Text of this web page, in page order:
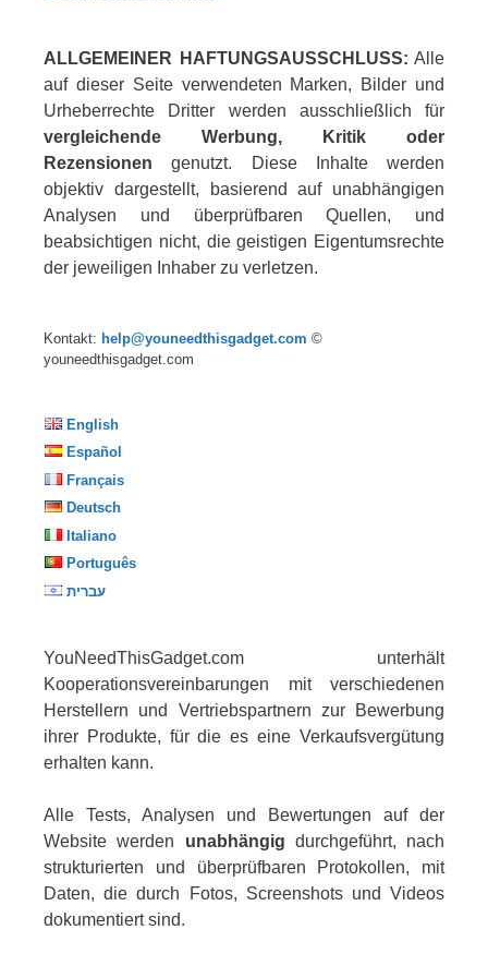
ALLGEMEINER HAFTUNGSAUSSCHLUSS: Alle
auf dieser Seite verwendeten Marken, Bilder und
Urheberrechte Dritter werden ausschließlich für
vergleichende Werbung, Kritik oder
Rezensionen genutzt. Diese Inhalte werden
objektiv dargestellt, basierend auf unabhängigen
Analysen und überprüfbaren Quellen, und
beabsichtigen nicht, die geistigen Eigentumsrechte
der jeweiligen Inhaber zu verletzen.
Kontakt: help@youneedthisgadget.com ©
youneedthisgadget.com
English
Español
Français
Deutsch
Italiano
Português
עברית
YouNeedThisGadget.com unterhält
Kooperationsvereinbarungen mit verschiedenen
Herstellern und Vertriebspartnern zur Bewerbung
ihrer Produkte, für die es eine Verkaufsvergütung
erhalten kann.
Alle Tests, Analysen und Bewertungen auf der
Website werden unabhängig durchgeführt, nach
strukturierten und überprüfbaren Protokollen, mit
Daten, die durch Fotos, Screenshots und Videos
dokumentiert sind.